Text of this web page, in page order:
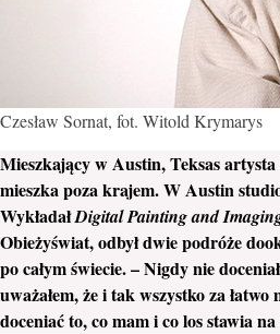
Czesław Sornat, fot. Witold Krymarys
Mieszkający w Austin, Teksas
mieszka poza krajem. W Austin
WykładałDigital Painting and
Obieżyświat, odbył dwie podróże
po całym świecie. – Nigdy nie
uważałem, że i tak wszystko za
doceniać to, co mam i co los stawia